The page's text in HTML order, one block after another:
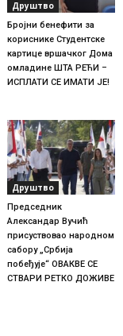
Друштво
Бројни бенефити за
кориснике Студентске
картице вршачког Дома
омладине ШТА РЕЋИ –
ИСПЛАТИ СЕ ИМАТИ ЈЕ!
Друштво
Председник
Александар Вучић
присуствовао народном
сабору „Србија
побеђује“ ОВАКВЕ СЕ
СТВАРИ РЕТКО ДОЖИВЕ